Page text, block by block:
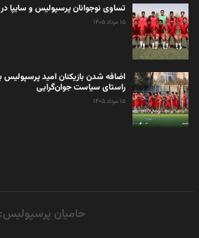
تساوی نوجوانان پرسپولیس و سایپا
۱۵ مرداد ۱۴۰۵
اضافه شدن بازیکنان امید پرسپولیس
راستای سیاست جوان‌گرایی
۱۵ مرداد ۱۴۰۵
حامیان پرسپولیس: